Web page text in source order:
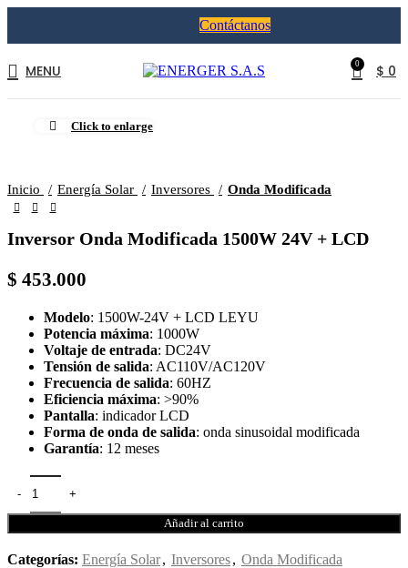
Contáctanos
MENU 0 $ 0
Click to enlarge
Inicio Energía Solar Inversores Onda Modificada
Inversor Onda Modificada 1500W 24V + LCD
$ 453.000
Modelo: 1500W-24V + LCD LEYU
Potencia máxima: 1000W
Voltaje de entrada: DC24V
Tensión de salida: AC110V/AC120V
Frecuencia de salida: 60HZ
Eficiencia máxima: >90%
Pantalla: indicador LCD
Forma de onda de salida: onda sinusoidal modificada
Garantía: 12 meses
Añadir al carrito
Categorías: Energía Solar, Inversores, Onda Modificada